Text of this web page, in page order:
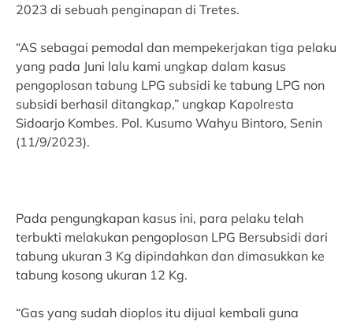
2023 di sebuah penginapan di Tretes.
“AS sebagai pemodal dan mempekerjakan tiga pelaku
yang pada Juni lalu kami ungkap dalam kasus
pengoplosan tabung LPG subsidi ke tabung LPG non
subsidi berhasil ditangkap,” ungkap Kapolresta
Sidoarjo Kombes. Pol. Kusumo Wahyu Bintoro, Senin
(11/9/2023).
Pada pengungkapan kasus ini, para pelaku telah
terbukti melakukan pengoplosan LPG Bersubsidi dari
tabung ukuran 3 Kg dipindahkan dan dimasukkan ke
tabung kosong ukuran 12 Kg.
“Gas yang sudah dioplos itu dijual kembali guna